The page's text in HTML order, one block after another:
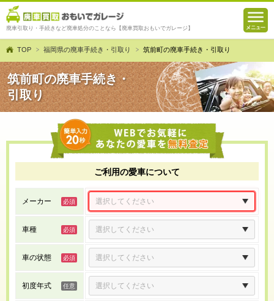
廃車引取り・手続きなど廃車処分のことなら【廃車買取おもいでガレージ】
TOP 福岡県の廃車手続き・引取り 筑前町の廃車手続き・引取り
筑前町の廃車手続き・
引取り
ご利用の愛車について
メーカー
車種
車の状態
初度年式